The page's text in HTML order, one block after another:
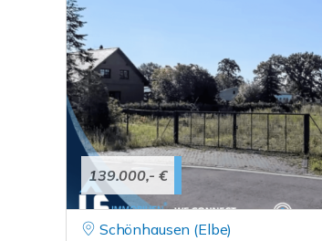
139.000,- €
Schönhausen (Elbe)